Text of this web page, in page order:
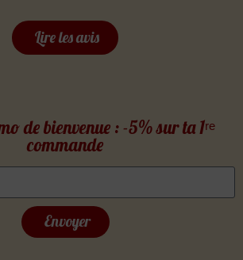
Lire les avis
de bienvenue : -5% sur ta 1ʳᵉ
commande
Envoyer